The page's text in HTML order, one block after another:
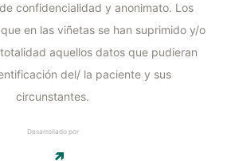
confidencialidad y anonimato. Los
en las viñetas se han suprimido y/o
aquellos datos que pudieran
del/ la paciente y sus
circunstantes.
Desarrollado por